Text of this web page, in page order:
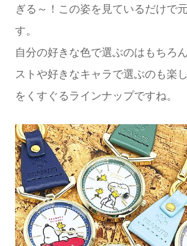
ぎる～！この姿を見ているだけで
す。
自分の好きな色で選ぶのはもちろ
ストや好きなキャラで選ぶのも楽
をくすぐるラインナップですね。